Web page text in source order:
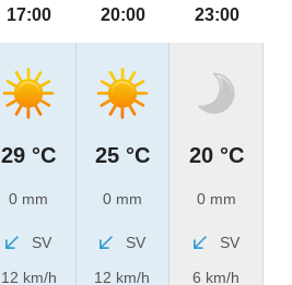
17:00
29 °C
0 mm
SV
12 km/h
20:00
25 °C
0 mm
SV
12 km/h
23:00
20 °C
0 mm
SV
6 km/h